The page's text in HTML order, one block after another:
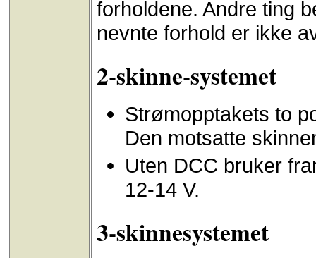
forholdene. Andre ting
nevnte forhold er ikke
2-skinne-systemet
Strømopptakets to
Den motsatte
Uten DCC bruker
12-14 V.
3-skinnesystemet